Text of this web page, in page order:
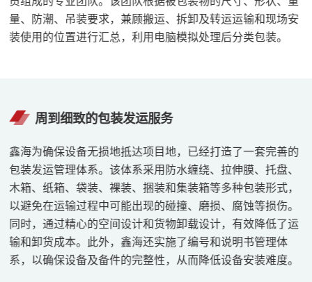
量、防潮、吊装要求，兼顾搬运、拆卸及转运运输和现场安
装使用的位置进行汇总，利用电脑模拟处理后分类包装。
周到细致的包装发运服务
鑫海为确保设备无损地抵达项目地，已经打造了一套完善的
包装发运管理体系。该体系采用防水缠绕、拉伸膜、托盘、
木箱、纸箱、袋装、裸装、捆装和集装箱等多种包装形式，
以避免在运输过程中可能出现的碰撞、磨损、腐蚀等损伤。
同时，通过精心的空间设计和货物卸载设计，有效降低了运
输和卸货成本。此外，鑫海还实施了编号和说明书管理体
系，以确保设备及备件的完整性，从而降低设备安装难度。